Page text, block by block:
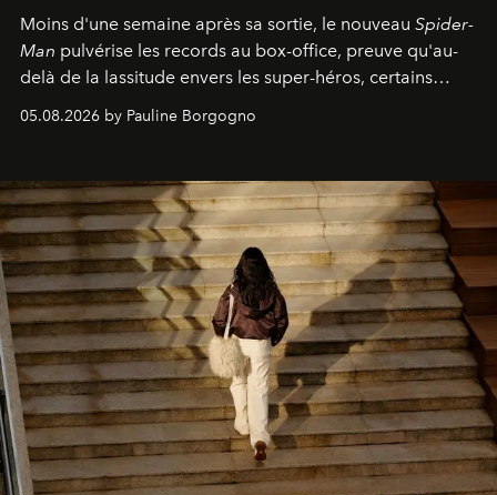
Moins d'une semaine après sa sortie, le nouveau Spider-
Man pulvérise les records au box-office, preuve qu'au-
delà de la lassitude envers les super-héros, certains
personnages continuent de susciter une ferveur intacte.
05.08.2026 by Pauline Borgogno